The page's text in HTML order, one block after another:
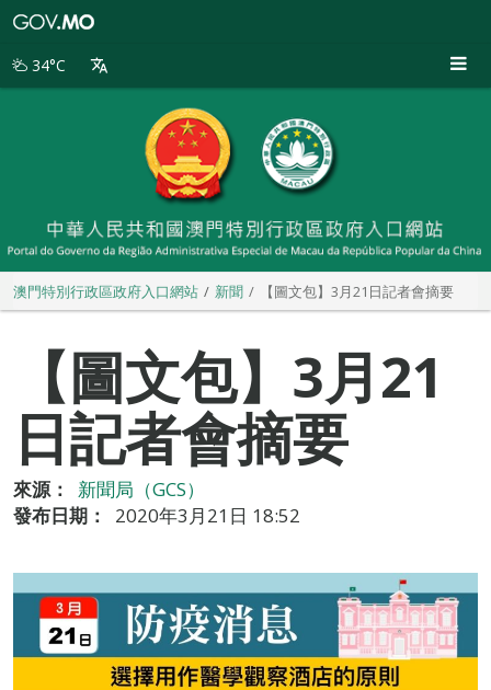
別
34°C
澳門特別行政區政府入口網站 新聞 【圖文包】3月21日記者會摘要
【圖文包】3月21
日記者會摘要
來源：
新聞局（GCS）
發布日期：
2020年3月21日 18:52